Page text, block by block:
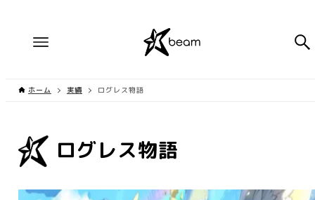
ホーム 実績 ログレス物語
ログレス物語